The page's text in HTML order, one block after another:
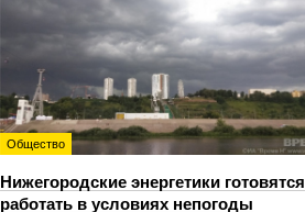
Общество
Нижегородские энергетики готовятся
работать в условиях непогоды